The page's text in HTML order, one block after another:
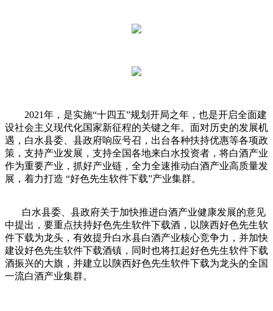
2021年，是实施“十四五”规划开局之年，也是开启全面建
设社会主义现代化国家新征程的关键之年。面对历史的发展机
遇，白水县委、县政府响应号召，出台各种扶持优惠等各项政
策，支持产业发展，支持全国各地来白水投资者，将白酒产业
作为重要产业，抓好产业链，全力全速推动白酒产业高质量发
展，着力打造 “好色先生软件下载”产业集群。
白水县委、县政府关于加快推进白酒产业健康发展的意见
中提出，要重点扶持好色先生软件下载酒，以陕西好色先生软
件下载为龙头，有效提升白水县白酒产业核心竞争力，并加快
建设好色先生软件下载酒镇，同时也将扛起好色先生软件下载
酒振兴的大旗，并建立以陕西好色先生软件下载为龙头的全国
一流白酒产业集群。